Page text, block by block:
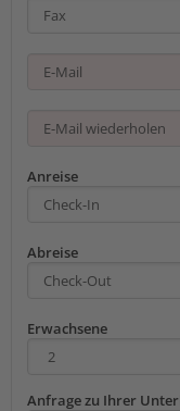
Anreise
Abreise
Erwachsene
Anfrage zu Ihrer